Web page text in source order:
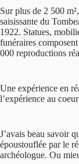
Sur plus de 2 500
saisissante du
1922. Statues,
funéraires
000 reproductions
Une expérience en
l’expérience au
J’avais beau savoir
époustouflée par le
archéologue. Ou